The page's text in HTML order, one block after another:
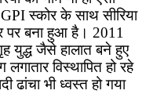
स्कोर के साथ सीरिया
पर बना हुआ है। 2011
युद्ध जैसे हालात बने हुए
विस्थापित हो रहे
ढांचा भी ध्वस्त हो गया